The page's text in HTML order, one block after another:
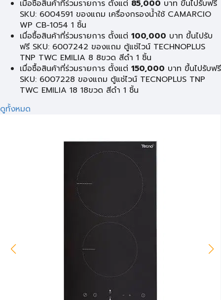
เมื่อซื้อสินค้าที่ร่วมรายการ ตั้งแต่ 85,000 บาท ขึ้นไปรับฟรี
SKU: 6004591 ของแถม เครื่องกรองน้ำใช้ CAMARCIO
WP CB-1054 1 ชิ้น
เมื่อซื้อสินค้าที่ร่วมรายการ ตั้งแต่ 100,000 บาท ขึ้นไปรับ
ฟรี SKU: 6007242 ของแถม ตู้แช่ไวน์ TECHNOPLUS
TNP TWC EMILIA 8 8ขวด สีดำ 1 ชิ้น
เมื่อซื้อสินค้าที่ร่วมรายการ ตั้งแต่ 150,000 บาท ขึ้นไปรับฟรี
SKU: 6007228 ของแถม ตู้แช่ไวน์ TECNOPLUS TNP
TWC EMILIA 18 18ขวด สีดำ 1 ชิ้น
ดูทั้งหมด